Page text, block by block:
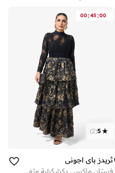
00:45:00
5
(
2
)
ثريدز باي اجوني
فستان ماكسي بكشكشة وتفاصيل دانتيل